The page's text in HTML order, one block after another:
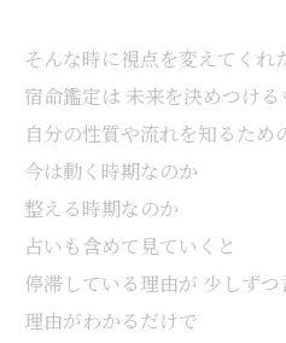
そんな時に視点を変えてくれ
宿命鑑定は 未来を決めつける
自分の性質や流れを知るため
今は動く時期なのか
整える時期なのか
占いも含めて見ていくと
停滞している理由が 少しずつ
理由がわかるだけで